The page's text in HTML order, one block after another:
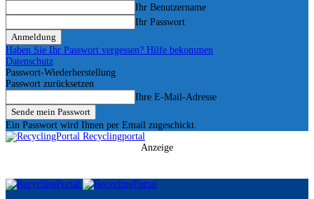
Ihr Benutzername
Ihr Passwort
Haben Sie Ihr Passwort vergessen? Hilfe bekommen
Datenschutz
Passwort-Wiederherstellung
Passwort zurücksetzen
Ihre E-Mail-Adresse
Ein Passwort wird Ihnen per Email zugeschickt.
Recyclingportal
Anzeige